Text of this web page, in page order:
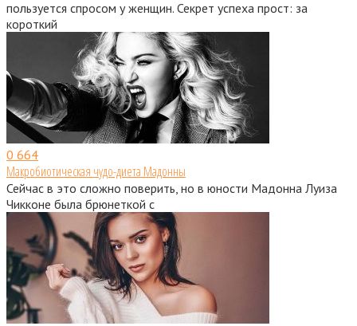
пользуется спросом у женщин. Секрет успеха прост: за
короткий
0 664
Макробиотическая чудо-диета Мадонны
Сейчас в это сложно поверить, но в юности Мадонна Луиза
Чикконе была брюнеткой с